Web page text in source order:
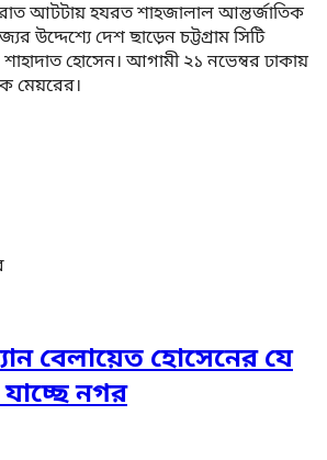
আটটায় হযরত শাহজালাল আন্তর্জাতিক
উদ্দেশ্যে দেশ ছাড়েন চট্টগ্রাম সিটি
হোসেন। আগামী ২১ নভেম্বর ঢাকায়
মেয়রের।
বেলায়েত হোসেনের যে
নগর